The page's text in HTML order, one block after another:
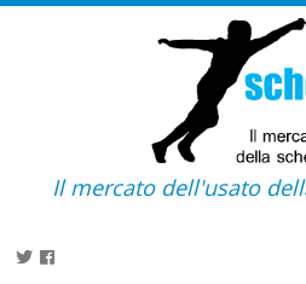
Il mercato dell'usato